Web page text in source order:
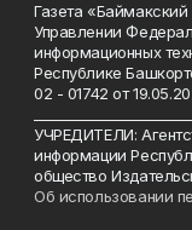
Газета
Управлении
информационных
Республике
02 - 01742 от
УЧРЕДИТЕЛИ:
информации
общество
Об использовании